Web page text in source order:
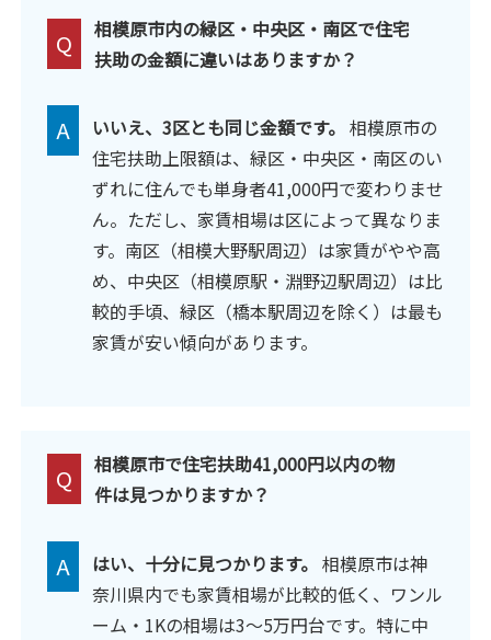
Q
相模原市内の緑区・中央区・南区で住宅
扶助の金額に違いはありますか？
A いいえ、3区とも同じ金額です。 相模原市の
住宅扶助上限額は、緑区・中央区・南区のい
ずれに住んでも単身者41,000円で変わりませ
ん。ただし、家賃相場は区によって異なりま
す。南区（相模大野駅周辺）は家賃がやや高
め、中央区（相模原駅・淵野辺駅周辺）は比
較的手頃、緑区（橋本駅周辺を除く）は最も
家賃が安い傾向があります。
Q
相模原市で住宅扶助41,000円以内の物
件は見つかりますか？
A はい、十分に見つかります。 相模原市は神
奈川県内でも家賃相場が比較的低く、ワンル
ーム・1Kの相場は3〜5万円台です。特に中